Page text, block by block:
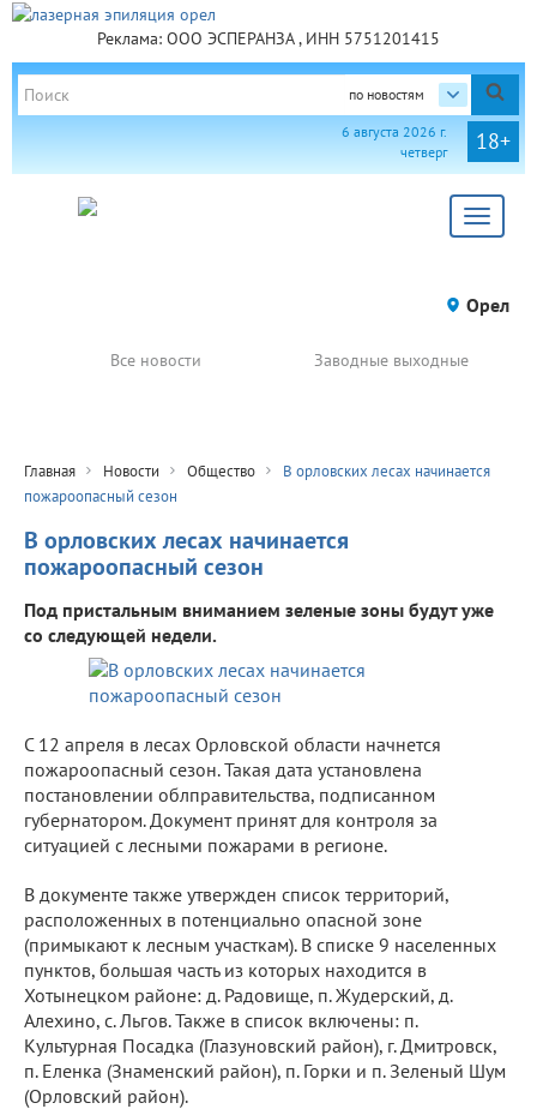
Реклама: ООО ЭСПЕРАНЗА , ИНН 5751201415
по новостям
18+
6 августа 2026 г.
четверг
Toggle
Орел
Все новости Заводные выходные
Главная Новости Общество
В орловских лесах начинается
пожароопасный сезон
В орловских лесах начинается
пожароопасный сезон
Под пристальным вниманием зеленые зоны будут уже
со следующей недели.
С 12 апреля в лесах Орловской области начнется
пожароопасный сезон. Такая дата установлена
постановлении облправительства, подписанном
губернатором. Документ принят для контроля за
ситуацией с лесными пожарами в регионе.
В документе также утвержден список территорий,
расположенных в потенциально опасной зоне
(примыкают к лесным участкам). В списке 9 населенных
пунктов, большая часть из которых находится в
Хотынецком районе: д. Радовище, п. Жудерский, д.
Алехино, с. Льгов. Также в список включены: п.
Культурная Посадка (Глазуновский район), г. Дмитровск,
п. Еленка (Знаменский район), п. Горки и п. Зеленый Шум
(Орловский район).